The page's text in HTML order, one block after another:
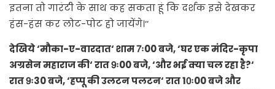
इतना तो गारंटी के साथ कह सकता हूं कि दर्शक इसे देखकर
हंस-हंस कर लोट-पोट हो जायेंगे।‘‘
देखिये ‘मौका-ए-वारदात‘ शाम 7ः00 बजे, ‘घर एक मंदिर-कृपा
अग्रसेन महाराज की‘ रात 9ः00 बजे, ‘और भई क्या चल रहा है?‘
रात 9ः30 बजे, ‘हप्पू की उलटन पलटन‘ रात 10ः00 बजे और